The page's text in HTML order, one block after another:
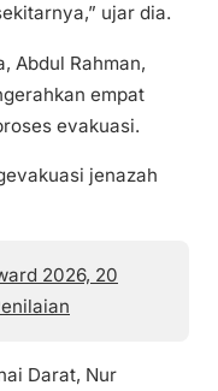
ujar dia.
Abdul Rahman,
empat
evakuasi.
jenazah
2026, 20
Darat, Nur